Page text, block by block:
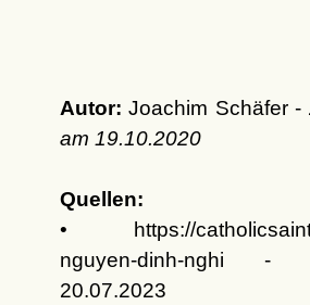
Autor: Joachim Schäfer -
am 19.10.2020
Quellen:
• https://
nguyen-dinh-nghi -
20.07.2023